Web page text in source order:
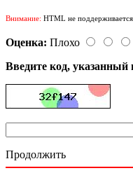
Внимание: HTML не
Оценка: Плохо
Введите код, указанный
Продолжить